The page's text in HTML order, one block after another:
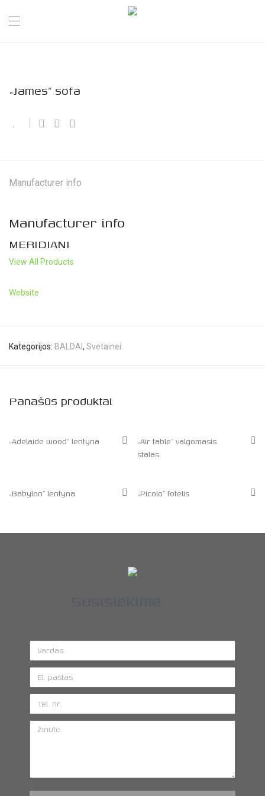
„James” sofa
Manufacturer info
Manufacturer info
MERIDIANI
View All Products
Website
Kategorijos: BALDAI , Svetainei
Panašūs produktai
„Adelaide wood” lentyna
„Air table” valgomasis
stalas
„Babylon” lentyna „Picolo” fotelis